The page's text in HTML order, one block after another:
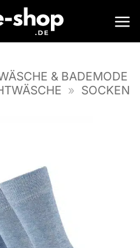
& BADEMODE
» SOCKEN